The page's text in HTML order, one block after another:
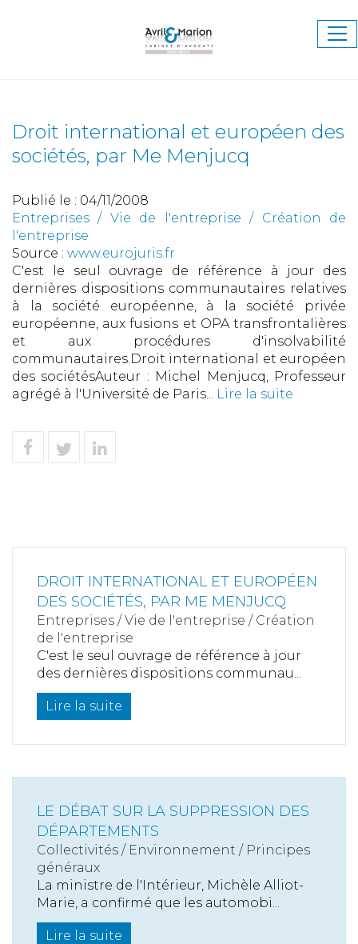
Droit international et européen des
sociétés, par Me Menjucq
Publié le : 04/11/2008
Entreprises / Vie de l'entreprise / Création de
l'entreprise
Source : www.eurojuris.fr
C'est le seul ouvrage de référence à jour des
dernières dispositions communautaires relatives
à la société européenne, à la société privée
européenne, aux fusions et OPA transfrontalières
et aux procédures d'insolvabilité
communautaires.Droit international et européen
des sociétésAuteur : Michel Menjucq, Professeur
agrégé à l'Université de Paris... Lire la suite
DROIT INTERNATIONAL ET EUROPÉEN
DES SOCIÉTÉS, PAR ME MENJUCQ
Entreprises /Vie de l'entreprise / Création
de l'entreprise
C'est le seul ouvrage de référence à jour
des dernières dispositions communau...
Lire la suite
LE DÉBAT SUR LA SUPPRESSION DES
DÉPARTEMENTS
Collectivités / Environnement / Principes
généraux
La ministre de l'Intérieur, Michèle Alliot-
Marie, a confirmé que les automobi...
Lire la suite